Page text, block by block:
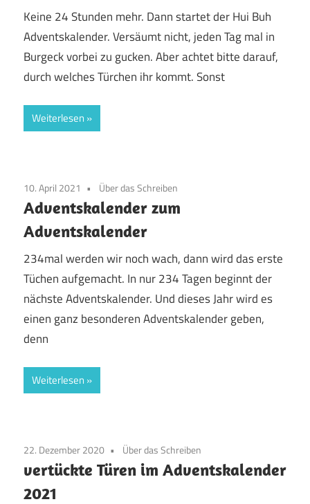
Keine 24 Stunden mehr. Dann startet der Hui Buh
Adventskalender. Versäumt nicht, jeden Tag mal in
Burgeck vorbei zu gucken. Aber achtet bitte darauf,
durch welches Türchen ihr kommt. Sonst
Weiterlesen
10. April 2021 Über das Schreiben
Adventskalender zum
Adventskalender
234mal werden wir noch wach, dann wird das erste
Tüchen aufgemacht. In nur 234 Tagen beginnt der
nächste Adventskalender. Und dieses Jahr wird es
einen ganz besonderen Adventskalender geben,
denn
Weiterlesen
22. Dezember 2020 Über das Schreiben
vertückte Türen im Adventskalender
2021